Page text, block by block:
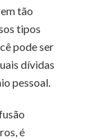
tão
tipos
pode ser
dívidas
pessoal.
é